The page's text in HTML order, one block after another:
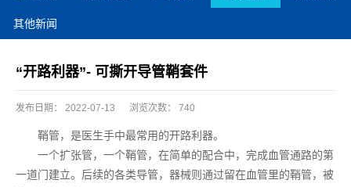
其他新闻
“开路利器”- 可撕开导管鞘套件
发布日期： 2022-07-13 浏览次数： 740
鞘管，是医生手中最常用的开路利器。
一个扩张管，一个鞘管，在简单的配合中，完成血管通路的第
一道门建立。后续的各类导管，器械则通过留在血管里的鞘管，被